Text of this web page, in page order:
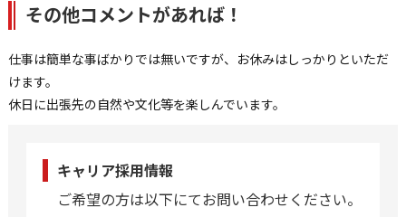
その他コメントがあれば！
仕事は簡単な事ばかりでは無いですが、お休みはしっかりといただ
けます。
休日に出張先の自然や文化等を楽しんでいます。
キャリア採用情報
ご希望の方は以下にてお問い合わせください。